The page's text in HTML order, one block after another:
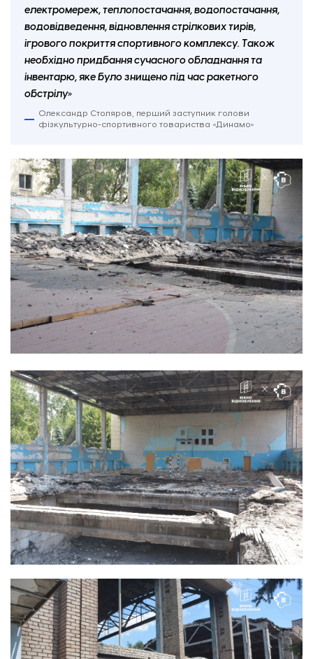
електромереж, теплопостачання, водопостачання,
водовідведення, відновлення стрілкових тирів,
ігрового покриття спортивного комплексу. Також
необхідно придбання сучасного обладнання та
інвентарю, яке було знищено під час ракетного
обстрілу»
Олександр Столяров, перший заступник голови
фізкультурно-спортивного товариства «Динамо»